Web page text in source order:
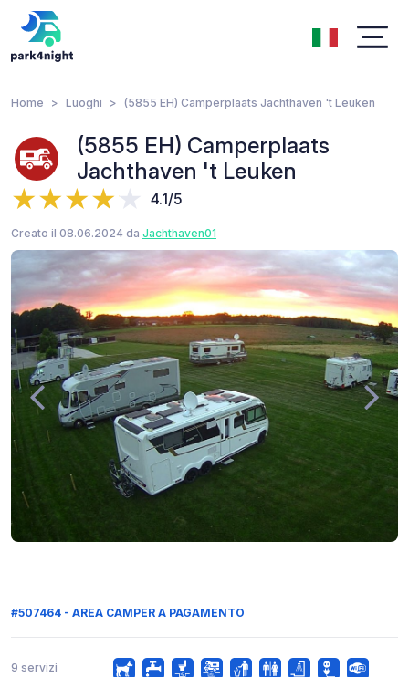
Home Luoghi (5855 EH) Camperplaats Jachthaven 't Leuken
(5855 EH) Camperplaats
Jachthaven 't Leuken
4.1/5
Creato il 08.06.2024 da Jachthaven01
#507464 - AREA CAMPER A PAGAMENTO
9 servizi